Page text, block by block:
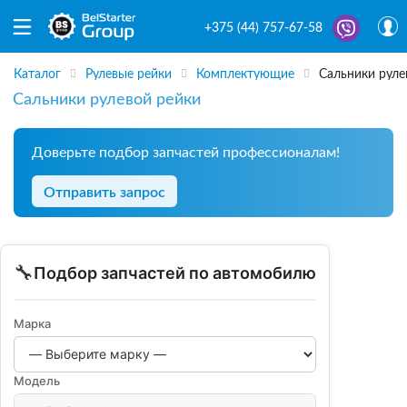
+375 (44) 757-67-58
Каталог Рулевые рейки Комплектующие Сальники
Сальники рулевой рейки
Доверьте подбор запчастей профессионалам!
Отправить запрос
🔧Подбор запчастей по автомобилю
Марка
Модель